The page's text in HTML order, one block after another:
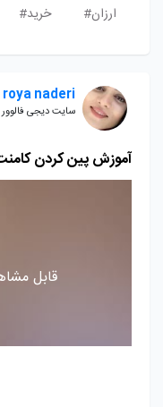
ارزان# خرید#
roya naderi
سایت دیجی فالوور
آموزش پین کردن
قابل